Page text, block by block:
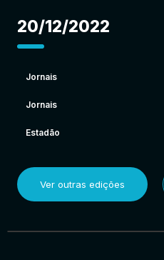
20/12/2022
Jornais
Jornais
Estadão
Ver outras edições